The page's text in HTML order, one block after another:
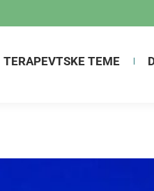
TERAPEVTSKE TEME